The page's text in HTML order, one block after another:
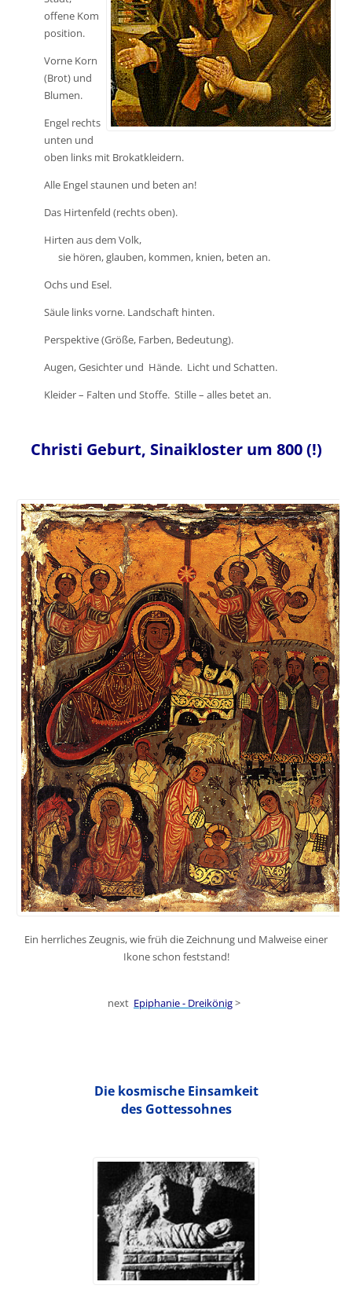
offene Kom
position.
Vorne Korn
(Brot) und
Blumen.
Engel rechts
unten und
oben links mit Brokatkleidern.
Alle Engel staunen und beten an!
Das Hirtenfeld (rechts oben).
Hirten aus dem Volk,
sie hören, glauben, kommen, knien, beten an.
Ochs und Esel.
Säule links vorne. Landschaft hinten.
Perspektive (Größe, Farben, Bedeutung).
Augen, Gesichter und Hände. Licht und Schatten.
Kleider – Falten und Stoffe. Stille – alles betet an.
Christi Geburt, Sinaikloster um 800 (!)
Ein herrliches Zeugnis, wie früh die Zeichnung und Malweise einer
Ikone schon feststand!
next Epiphanie - Dreikönig>
Die kosmische Einsamkeit
des Gottessohnes